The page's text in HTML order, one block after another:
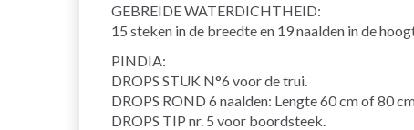
GEBREIDE WATERDICHTHEID:
15 steken in de breedte en 19 naalden in de
PINDIA:
DROPS STUK N°6 voor de trui.
DROPS ROND 6 naalden: Lengte 60 cm of 80
DROPS TIP nr. 5 voor boordsteek.